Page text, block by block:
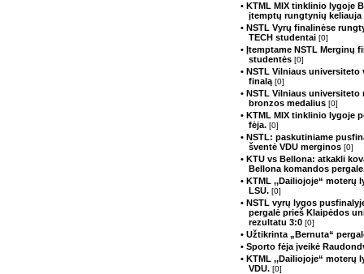
• KTML MIX tinklinio lygoje
įtemptų rungtynių
• NSTL Vyrų finalinėse
TECH studentai [0]
• Įtemptame NSTL Merginų
studentės [0]
• NSTL Vilniaus
finalą [0]
• NSTL Vilniaus
bronzos medalius [0]
• KTML MIX tinklinio lygoje
fėja. [0]
• NSTL: paskutiniame
šventė VDU merginos [0]
• KTU vs Bellona: atkakli
Bellona komandos
• KTML ,,Dailiojoje“ moterų
LSU. [0]
• NSTL vyrų lygos
pergalė prieš Klaipėdos
rezultatu 3:0 [0]
• Užtikrinta „Bernuta“
• Sporto fėja įveikė
• KTML ,,Dailiojoje“ moterų
VDU. [0]